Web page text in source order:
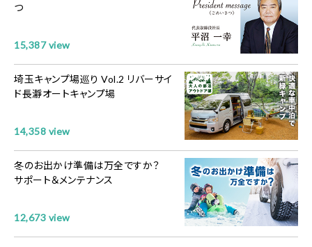
つ
15,387 view
埼玉キャンプ場巡り Vol.2 リバーサイ
ド長瀞オートキャンプ場
14,358 view
冬のお出かけ準備は万全ですか？
サポート＆メンテナンス
12,673 view